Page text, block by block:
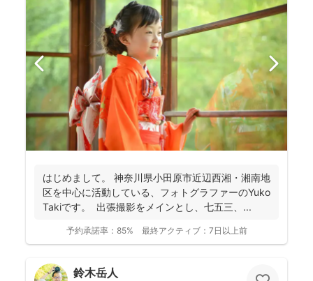
はじめまして。 神奈川県小田原市近辺西湘・湘南地
区を中心に活動している、フォトグラファーのYuko
Takiです。 出張撮影をメインとし、七五三、...
予約承諾率： 85% 最終アクティブ： 7日以上前
鈴木岳人